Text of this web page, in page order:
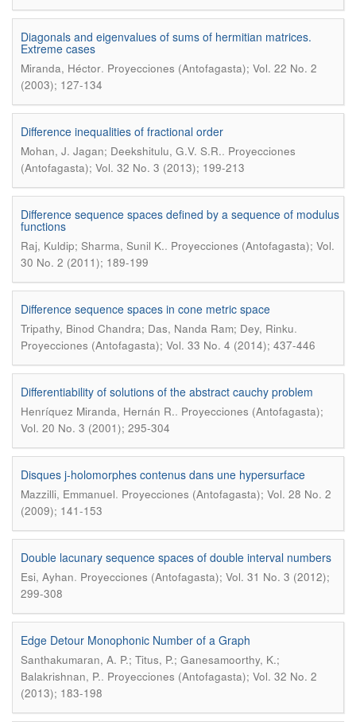
Diagonals and eigenvalues of sums of hermitian matrices.
Extreme cases
Miranda, Héctor. Proyecciones (Antofagasta); Vol. 22 No. 2
(2003); 127-134
Difference inequalities of fractional order
Mohan, J. Jagan; Deekshitulu, G.V. S.R.. Proyecciones
(Antofagasta); Vol. 32 No. 3 (2013); 199-213
Difference sequence spaces defined by a sequence of modulus
functions
Raj, Kuldip; Sharma, Sunil K.. Proyecciones (Antofagasta); Vol.
30 No. 2 (2011); 189-199
Difference sequence spaces in cone metric space
Tripathy, Binod Chandra; Das, Nanda Ram; Dey, Rinku.
Proyecciones (Antofagasta); Vol. 33 No. 4 (2014); 437-446
Differentiability of solutions of the abstract cauchy problem
Henríquez Miranda, Hernán R.. Proyecciones (Antofagasta);
Vol. 20 No. 3 (2001); 295-304
Disques j-holomorphes contenus dans une hypersurface
Mazzilli, Emmanuel. Proyecciones (Antofagasta); Vol. 28 No. 2
(2009); 141-153
Double lacunary sequence spaces of double interval numbers
Esi, Ayhan. Proyecciones (Antofagasta); Vol. 31 No. 3 (2012);
299-308
Edge Detour Monophonic Number of a Graph
Santhakumaran, A. P.; Titus, P.; Ganesamoorthy, K.;
Balakrishnan, P.. Proyecciones (Antofagasta); Vol. 32 No. 2
(2013); 183-198